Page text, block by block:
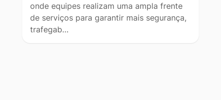
onde equipes realizam uma ampla frente
de serviços para garantir mais segurança,
trafegab…